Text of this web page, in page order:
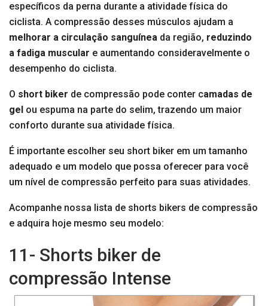
específicos da perna durante a atividade física do
ciclista. A compressão desses músculos ajudam a
melhorar a circulação sanguínea da região, reduzindo
a fadiga muscular e aumentando consideravelmente o
desempenho do ciclista.
O short biker de compressão pode conter camadas de
gel ou espuma na parte do selim, trazendo um maior
conforto durante sua atividade física.
É importante escolher seu short biker em um tamanho
adequado e um modelo que possa oferecer para você
um nível de compressão perfeito para suas atividades.
Acompanhe nossa lista de shorts bikers de compressão
e adquira hoje mesmo seu modelo:
11- Shorts biker de
compressão Intense